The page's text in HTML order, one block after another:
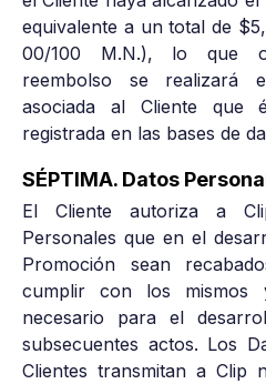
equivalente a un total de
00/100 M.N.), lo que
reembolso se realizará
asociada al Cliente que
registrada en las bases de
SÉPTIMA. Datos
El Cliente autoriza a
Personales que en el
Promoción sean
cumplir con los
necesario para el
subsecuentes actos. Los
Clientes transmitan a Clip